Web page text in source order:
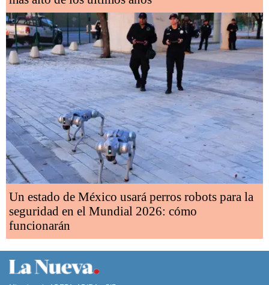
Un estado de México usará perros robots para la
seguridad en el Mundial 2026: cómo
funcionarán